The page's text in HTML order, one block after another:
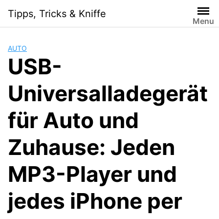
content
Tipps, Tricks & Kniffe
Menu
AUTO
USB-
Universalladegerät
für Auto und
Zuhause: Jeden
MP3-Player und
jedes iPhone per